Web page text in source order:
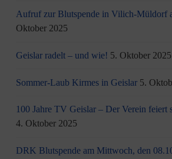
Aufruf zur Blutspende in Vilich-Müldorf
Oktober 2025
Geislar radelt – und wie! 5. Oktober 2025
Sommer-Laub Kirmes in Geislar 5.
100 Jahre TV Geislar – Der Verein feiert
4. Oktober 2025
DRK Blutspende am Mittwoch, den